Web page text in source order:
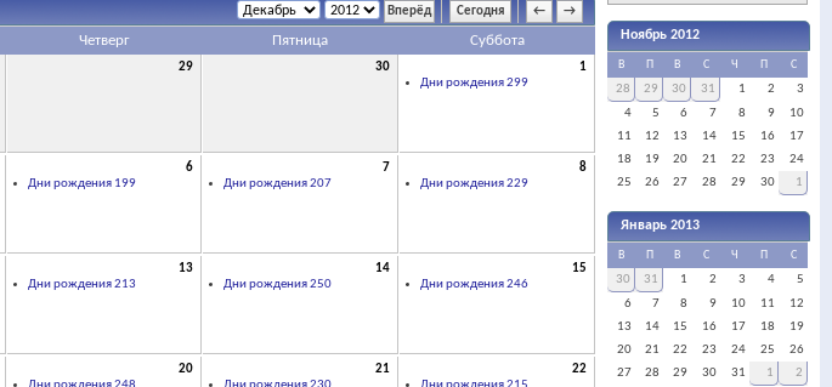
Сегодня ← →
Четверг Пятница Суббота
29 30
1
Дни рождения 299
6
Дни рождения 199
7
Дни рождения 207
8
Дни рождения 229
13
Дни рождения 213
14
Дни рождения 250
15
Дни рождения 246
20
21
22
Ноябрь 2012
В В С Ч С
28 29 30 31 1 2
3
4
5 6 7 8 9
10
11
12 13 14 15 16
17
18
19 20 21 22 23
24
25
26 27 28 29 30 1
Январь 2013
В В С Ч С
30 31 1 2 3 4
5
6
7 8 9 10 11
12
13
14 15 16 17 18
19
20
21 22 23 24 25
26
27
28 29 30 31 1 2